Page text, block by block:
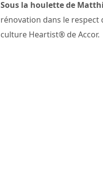
Sous la houlette de
rénovation dans le respect
culture Heartist® de Accor.